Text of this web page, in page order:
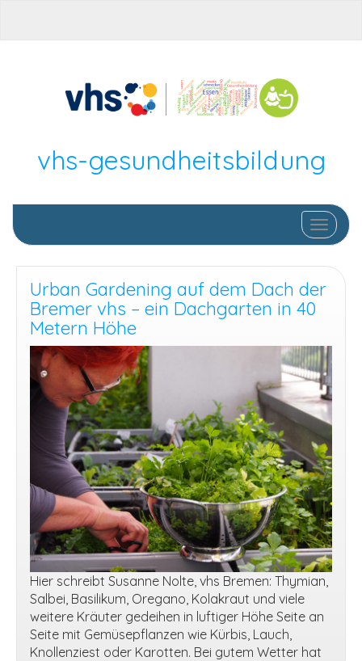
vhs-gesundheitsbildung
Urban Gardening auf dem Dach der
Bremer vhs – ein Dachgarten in 40
Metern Höhe
Hier schreibt Susanne Nolte, vhs Bremen: Thymian,
Salbei, Basilikum, Oregano, Kolakraut und viele
weitere Kräuter gedeihen in luftiger Höhe Seite an
Seite mit Gemüsepflanzen wie Kürbis, Lauch,
Knollenziest oder Karotten. Bei gutem Wetter hat